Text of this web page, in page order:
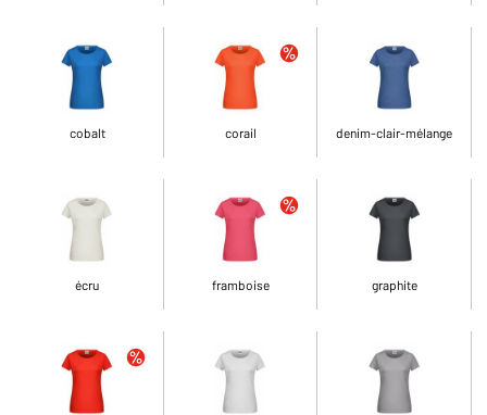
cobalt corail denim-clair-mélange
écru framboise graphite